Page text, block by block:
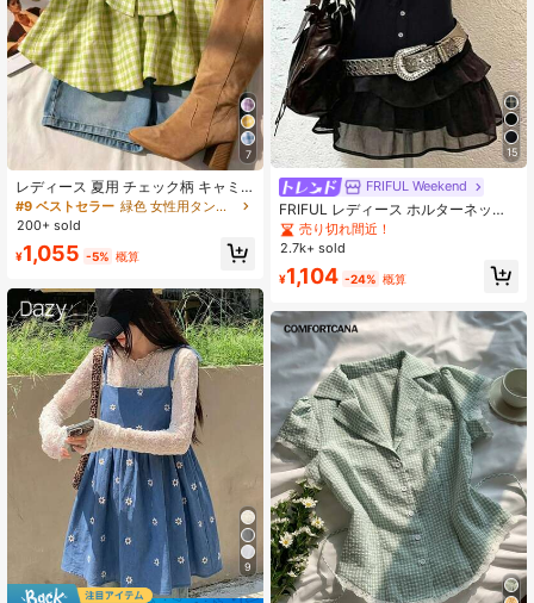
7
レディース 夏用 チェック柄 キャミ
ソール テクスチャー加工 ゆったり裾
快適 カジュアル
#9 ベストセラー
緑色 女性用タンクトップ&キャミス
200+ sold
¥1,055 -5% 概算
9
15
FRIFUL Weekend
FRIFUL レディース ホルターネック
チェック柄 ファブリック パッチワー
ク パフ袖 半袖 ウエストフィット ボ
Tシャツ グラフィックTシャツ かわ
いいトップス
売り切れ間近！
2.7k+ sold
¥1,104 -24% 概算